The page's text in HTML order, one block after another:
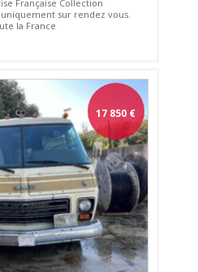
Française Collection
sur rendez vous.
la France
17 850 €